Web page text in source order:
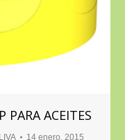
PARA ACEITES
14 enero, 2015